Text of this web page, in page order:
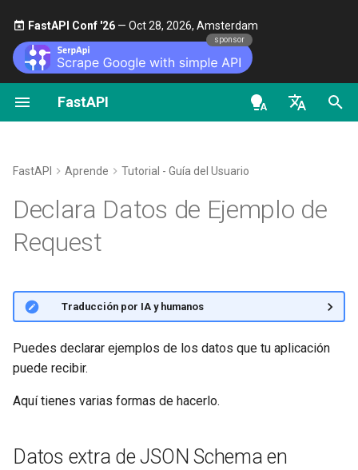
FastAPI Conf '26— Oct 28, 2026, Amsterdam 🎤
sponsor
FastAPI
de - Deutsch
es - español
fr - français
ko - 한국어
pt - português
tr - Türkçe
zh - 简体中文
Datos extra de JSON Schema en
Argumentos adicionales en
OpenAPI
Ejemplo en la interfaz de
documentación
Clases como dependencias
decoradores de path
Dependencias con yield
Seguridad - Primeros pasos
y Bearer
OAuth2 con Password (y
Transmitir datos
Path Operation
Códigos de Estado
Response Personalizado -
HTML, Stream, Archivo, otros
OpenAPI
Scopes de OAuth2
Sobre las versiones de
FastAPI Cloud
Sobre HTTPS
Ejecutar un Servidor
Conceptos de
Implementación
Despliega FastAPI en
General - Cómo Hacer -
Migra de Pydantic v1 a
OpenAPI condicional
Extender OpenAPI
Separación de Esquemas
FastAPI class
Dependencies - Depends()
and Security()
OpenAPI docs
FastAPI People
External Links
FastAPI and friends
newsletter
Alternativas, Inspiración y
Historia, Diseño y Futuro
Benchmarks
Repository Management
FastAPI Aprende Tutorial - Guía del Usuario
Declara Datos de Ejemplo de
Request
🌐 Traducción por IA y humanos
Puedes declarar ejemplos de los datos que tu aplicación
puede recibir.
Aquí tienes varias formas de hacerlo.
Datos extra de JSON Schema en